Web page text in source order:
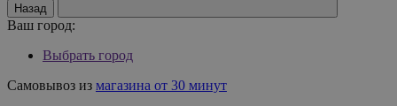
Назад
Ваш город:
Выбрать город
Самовывоз из магазина от 30 минут